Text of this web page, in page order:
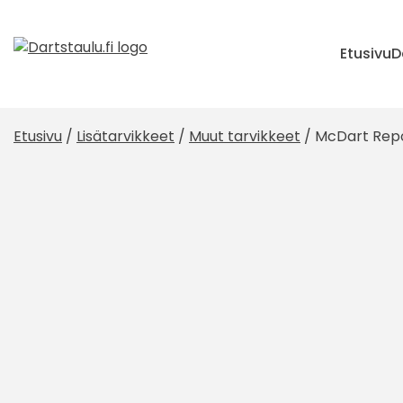
content
Etusivu
Etusivu / Lisätarvikkeet / Muut tarvikkeet / McDart